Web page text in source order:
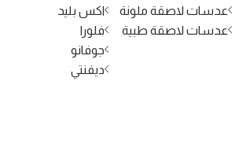
عدسات لاصقة ملونة
عدسات لاصقة طبية
اكس بليد
فلورا
جوفانو
ديفنتي